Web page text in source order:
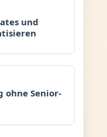
und
ohne Senior-